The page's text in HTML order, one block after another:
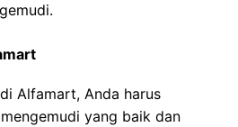
Alfamart, Anda harus
yang baik dan